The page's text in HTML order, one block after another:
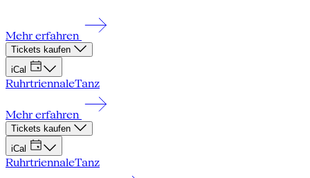
Mehr erfahren
Tickets kaufen
iCal
RuhrtriennaleTanz
Mehr erfahren
Tickets kaufen
iCal
RuhrtriennaleTanz